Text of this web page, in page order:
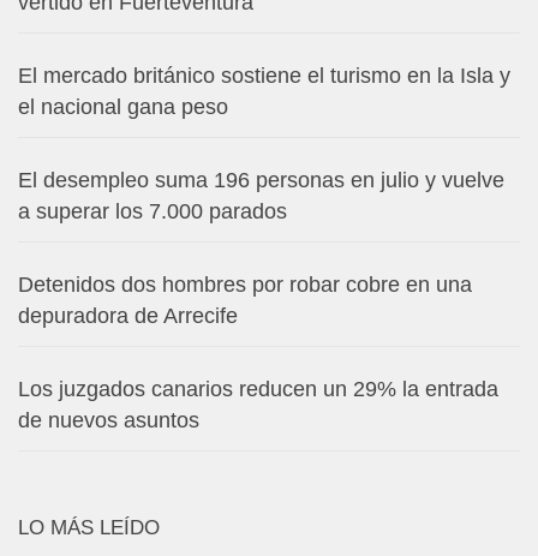
El mercado británico sostiene el turismo en la Isla y
el nacional gana peso
El desempleo suma 196 personas en julio y vuelve
a superar los 7.000 parados
Detenidos dos hombres por robar cobre en una
depuradora de Arrecife
Los juzgados canarios reducen un 29% la entrada
de nuevos asuntos
LO MÁS LEÍDO